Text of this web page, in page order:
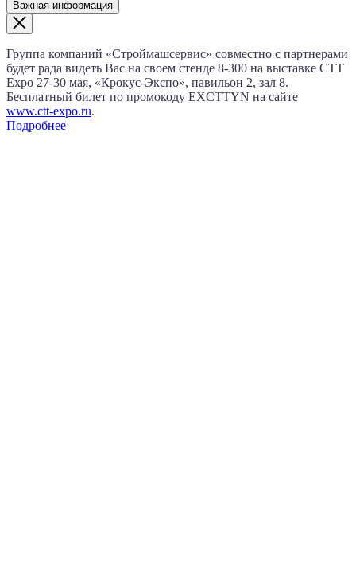
Важная информация
Группа компаний «Строймашсервис» совместно с партнерами
будет рада видеть Вас на своем стенде 8‑300 на выставке CTT
Expo 27‑30 мая, «Крокус‑Экспо», павильон 2, зал 8.
Бесплатный билет по промокоду EXCTTYN на сайте
www.сtt-expo.ru.
Подробнее